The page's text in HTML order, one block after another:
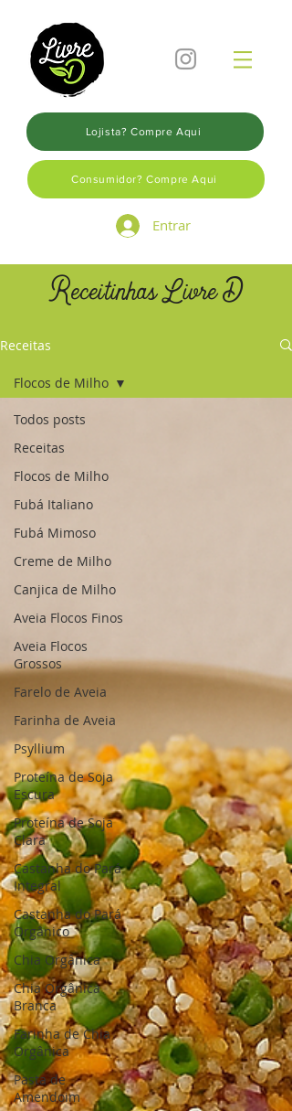
Lojista? Compre Aqui
Consumidor? Compre Aqui
Entrar
Receitinhas Livre D
Receitas
Todos posts
Receitas
Flocos de Milho
Fubá Italiano
Fubá Mimoso
Creme de Milho
Canjica de Milho
Aveia Flocos Finos
Aveia Flocos
Grossos
Farelo de Aveia
Farinha de Aveia
Psyllium
Proteína de Soja
Escura
Proteína de Soja
Clara
Castanha do Pará
Integral
Castanha do Pará
Orgânico
Chia Orgânica
Chia Orgânica
Branca
Farinha de Chia
Orgânica
Pasta de
Amendoim
Flocos de Milho